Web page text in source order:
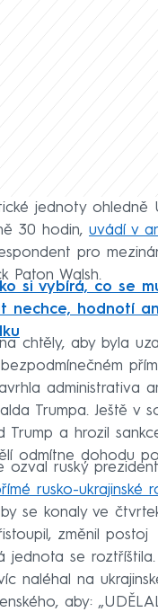
jednoty ohledně
30 hodin, uvádí v
pro
Paton Walsh.
si vybírá, co se
nechce, hodnotí
chtěly, aby byla
administrativa
Trumpa. Ještě v
Trump a hrozil
odmítne dohodu
ozval ruský prezident
rusko-ukrajinské
se konaly ve
změnil postoj
jednota se
naléhal na
aby: